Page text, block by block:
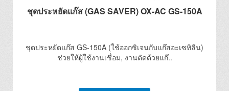
ชุดประหยัดแก๊ส (GAS SAVER) OX-AC GS-150A
ชุดประหยัดแก๊ส GS-150A (ใช้ออกซิเจนกับแก๊สอะเซทิลีน)
ช่วยให้ผู้ใช้งานเชื่อม, งานตัดด้วยแก๊..